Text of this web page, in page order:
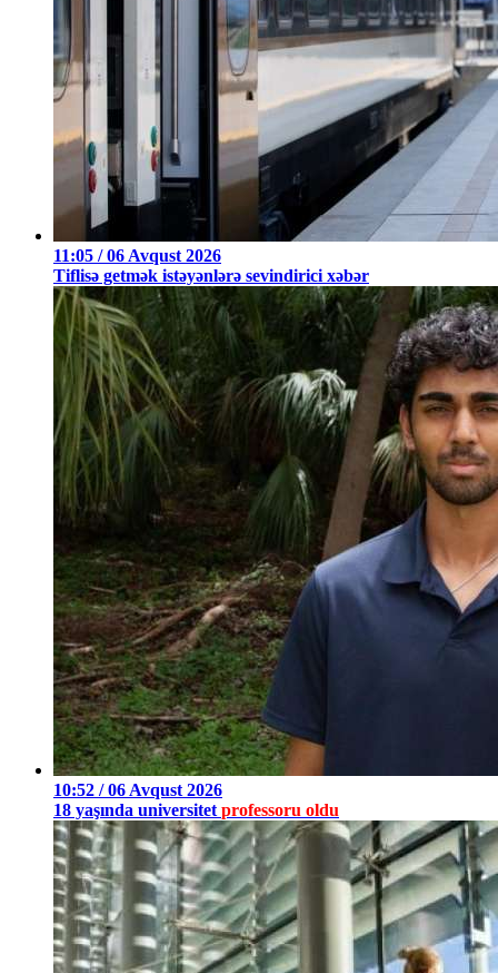
11:05 / 06 Avqust 2026
Tiflisə getmək istəyənlərə sevindirici xəbər
10:52 / 06 Avqust 2026
18 yaşında universitet professoru oldu